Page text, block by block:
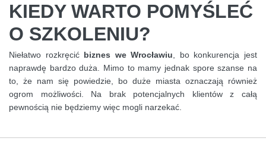
KIEDY WARTO POMYŚLEĆ
O SZKOLENIU?
Niełatwo rozkręcić biznes we Wrocławiu , bo konkurencja jest
naprawdę bardzo duża. Mimo to mamy jednak spore szanse na
to, że nam się powiedzie, bo duże miasta oznaczają również
ogrom możliwości. Na brak potencjalnych klientów z całą
pewnością nie będziemy więc mogli narzekać.